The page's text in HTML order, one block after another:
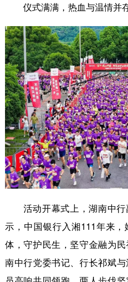
Deutsch Português
仪式满满，热血与温情并
活动开幕式上，湖南中行
示，中国银行入湘111年来
体，守护民生，坚守金融为
南中行党委书记、行长祁斌